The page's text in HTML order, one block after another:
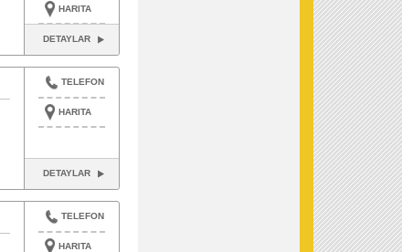
HARITA
DETAYLAR
TELEFON
HARITA
DETAYLAR
TELEFON
HARITA